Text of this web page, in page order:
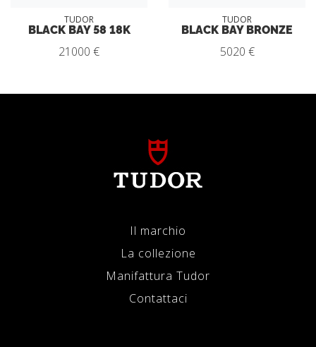
TUDOR
BLACK BAY 58 18K
21000 €
TUDOR
BLACK BAY BRONZE
5020 €
Il marchio
La collezione
Manifattura Tudor
Contattaci